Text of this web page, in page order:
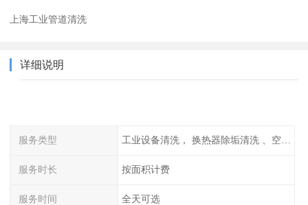
上海工业管道清洗
详细说明
服务类型 工业设备清洗， 换热器除垢清洗 、空调清洗等
服务时长 按面积计费
服务时间 全天可选